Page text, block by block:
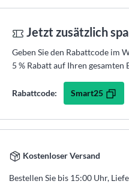
Jetzt zusätzlich
Geben Sie den Rabattcode im
5 % Rabatt auf Ihren gesamten
Rabattcode: Smart25
Kostenloser Versand
Bestellen Sie bis 15:00 Uhr,